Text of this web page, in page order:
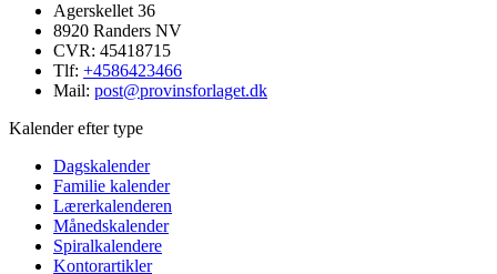
Agerskellet 36
8920 Randers NV
CVR: 45418715
Tlf: +4586423466
Mail: post@provinsforlaget.dk
Kalender efter type
Dagskalender
Familie kalender
Lærerkalenderen
Månedskalender
Spiralkalendere
Kontorartikler